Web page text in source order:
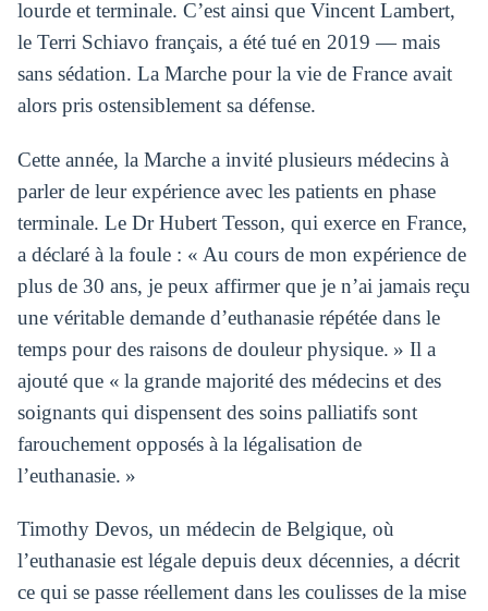
lourde et terminale. C’est ainsi que Vincent Lambert,
le Terri Schiavo français, a été tué en 2019 — mais
sans sédation. La Marche pour la vie de France avait
alors pris ostensiblement sa défense.
Cette année, la Marche a invité plusieurs médecins à
parler de leur expérience avec les patients en phase
terminale. Le Dr Hubert Tesson, qui exerce en France,
a déclaré à la foule : « Au cours de mon expérience de
plus de 30 ans, je peux affirmer que je n’ai jamais reçu
une véritable demande d’euthanasie répétée dans le
temps pour des raisons de douleur physique. » Il a
ajouté que « la grande majorité des médecins et des
soignants qui dispensent des soins palliatifs sont
farouchement opposés à la légalisation de
l’euthanasie. »
Timothy Devos, un médecin de Belgique, où
l’euthanasie est légale depuis deux décennies, a décrit
ce qui se passe réellement dans les coulisses de la mise